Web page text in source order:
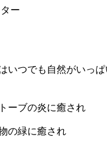
ー
いつでも自然がいっ
ーブの炎に癒され
の緑に癒され